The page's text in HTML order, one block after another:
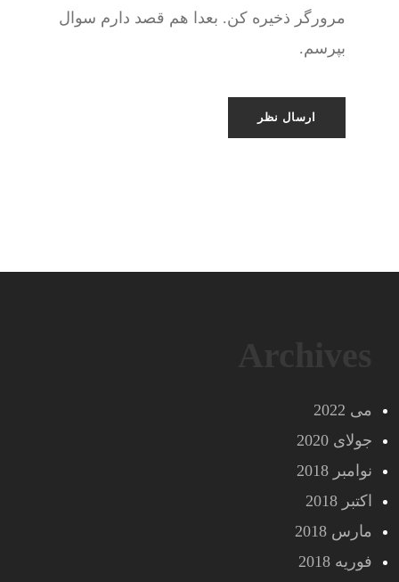
مرورگر ذخیره کن. بعدا هم قصد دارم سوال
بپرسم.
می 2022
جولای 2020
نوامبر 2018
اکتبر 2018
مارس 2018
فوریه 2018